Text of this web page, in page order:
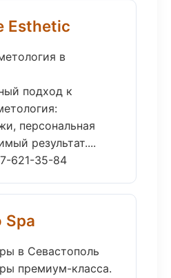
Esthetic
в
подход к
персональная
результат....
621-35-84
Spa
в Севастополь
премиум-класса.